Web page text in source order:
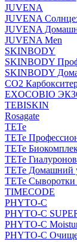
JUVENA
JUVENA
JUVENA
JUVENA Men
SKINBODY
SKINBODY
SKINBODY
CO2
EXOCOBIO
TEBISKIN
Rosagate
TETe
TETe
TETe
TETe
TETe Домашний
TETe Сыворотки
TIMECODE
PHYTO-C
PHYTO-C
PHYTO-C
PHYTO-C